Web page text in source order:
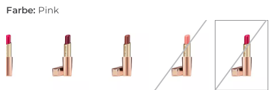
Farbe: Pink